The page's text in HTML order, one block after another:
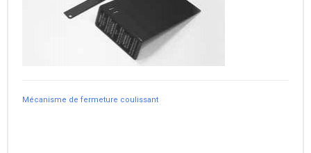
Mécanisme de fermeture coulissant